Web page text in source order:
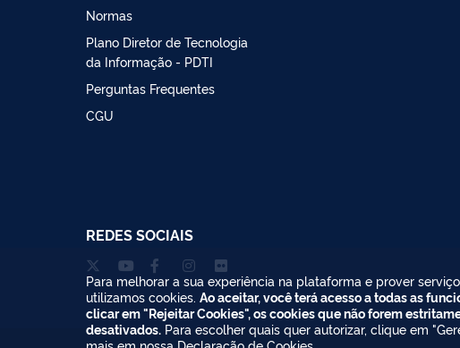
Normas
Plano Diretor de Tecnologia
da Informação - PDTI
Perguntas Frequentes
CGU
REDES SOCIAIS
Para melhorar a sua experiência na plataforma e prover
utilizamos cookies. Ao aceitar, você terá acesso a todas as
clicar em "Rejeitar Cookies", os cookies que não forem
desativados. Para escolher quais quer autorizar, clique em